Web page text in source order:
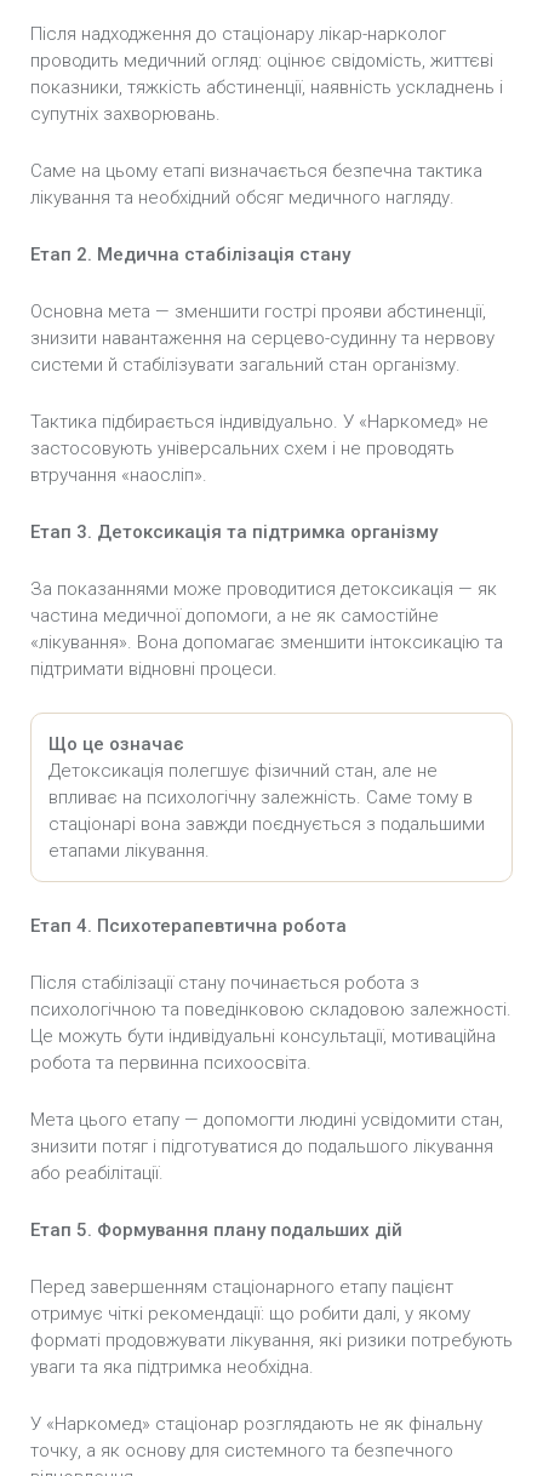
Після надходження до стаціонару лікар-нарколог
проводить медичний огляд: оцінює свідомість, життєві
показники, тяжкість абстиненції, наявність ускладнень і
супутніх захворювань.
Саме на цьому етапі визначається безпечна тактика
лікування та необхідний обсяг медичного нагляду.
Етап 2. Медична стабілізація стану
Основна мета — зменшити гострі прояви абстиненції,
знизити навантаження на серцево-судинну та нервову
системи й стабілізувати загальний стан організму.
Тактика підбирається індивідуально. У «Наркомед» не
застосовують універсальних схем і не проводять
втручання «наосліп».
Етап 3. Детоксикація та підтримка організму
За показаннями може проводитися детоксикація — як
частина медичної допомоги, а не як самостійне
«лікування». Вона допомагає зменшити інтоксикацію та
підтримати відновні процеси.
Що це означає
Детоксикація полегшує фізичний стан, але не
впливає на психологічну залежність. Саме тому в
стаціонарі вона завжди поєднується з подальшими
етапами лікування.
Етап 4. Психотерапевтична робота
Після стабілізації стану починається робота з
психологічною та поведінковою складовою залежності.
Це можуть бути індивідуальні консультації, мотиваційна
робота та первинна психоосвіта.
Мета цього етапу — допомогти людині усвідомити стан,
знизити потяг і підготуватися до подальшого лікування
або реабілітації.
Етап 5. Формування плану подальших дій
Перед завершенням стаціонарного етапу пацієнт
отримує чіткі рекомендації: що робити далі, у якому
форматі продовжувати лікування, які ризики потребують
уваги та яка підтримка необхідна.
У «Наркомед» стаціонар розглядають не як фінальну
точку, а як основу для системного та безпечного